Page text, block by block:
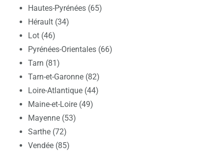
Hautes-Pyrénées (65)
Hérault (34)
Lot (46)
Pyrénées-Orientales (66)
Tarn (81)
Tarn-et-Garonne (82)
Loire-Atlantique (44)
Maine-et-Loire (49)
Mayenne (53)
Sarthe (72)
Vendée (85)